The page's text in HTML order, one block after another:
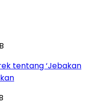
tentang ‘Jebakan